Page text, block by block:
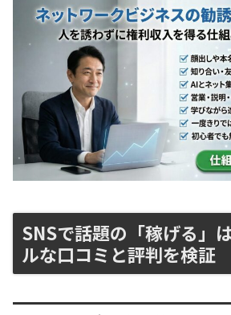
SNSで話題の「稼げる」
ルな口コミと評判を検証